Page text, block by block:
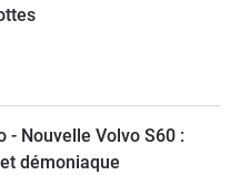
- Nouvelle Volvo S60 :
démoniaque